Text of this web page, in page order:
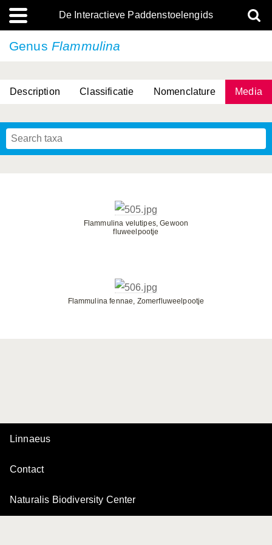
De Interactieve Paddenstoelengids
Genus Flammulina
Description Classificatie Nomenclature Media
Flammulina velutipes, Gewoon
fluweelpootje
Flammulina fennae, Zomerfluweelpootje
Linnaeus
Contact
Naturalis Biodiversity Center